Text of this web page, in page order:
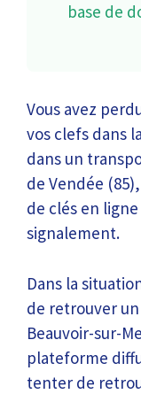
base de
Vous avez
vos clefs dans
dans un
de Vendée
de clés en
signalement.
Dans la
de retrouver
Beauvoir-sur-
plateforme
tenter de